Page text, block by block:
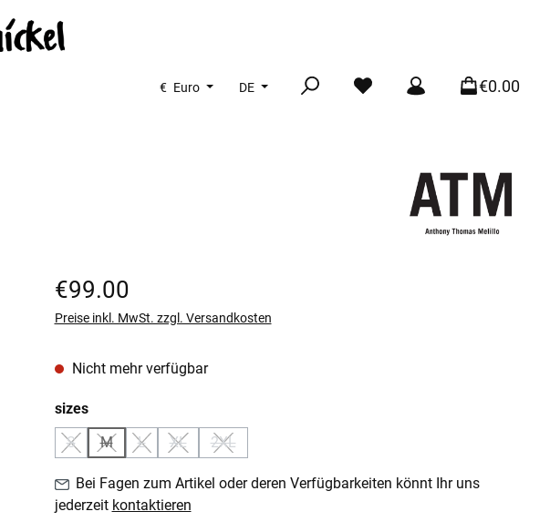
€ Euro DE €0.00
Regulärer Preis:
€99.00
Preise inkl. MwSt. zzgl. Versandkosten
Nicht mehr verfügbar
sizesauswählen
S
(Diese Option ist zurzeit nicht verfügbar.)
M
(Diese Option ist zurzeit nicht verfügbar.)
L
(Diese Option ist zurzeit nicht verfügbar.)
XL
(Diese Option ist zurzeit nicht verfügbar.)
2XL
(Diese Option ist zurzeit nicht verfügbar.)
Bei Fagen zum Artikel oder deren Verfügbarkeiten könnt Ihr uns
jederzeit kontaktieren